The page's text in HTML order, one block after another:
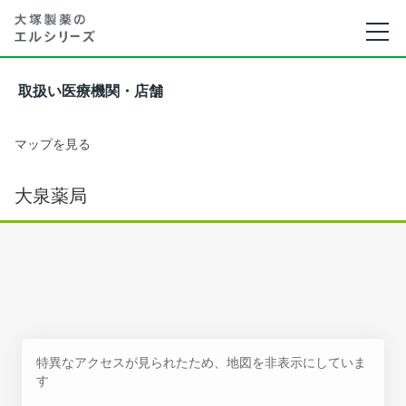
取扱い医療機関・店舗
マップを見る
大泉薬局
特異なアクセスが見られたため、地図を非表示にしていま
す